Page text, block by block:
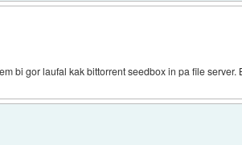
bi gor laufal kak bittorrent seedbox in pa file